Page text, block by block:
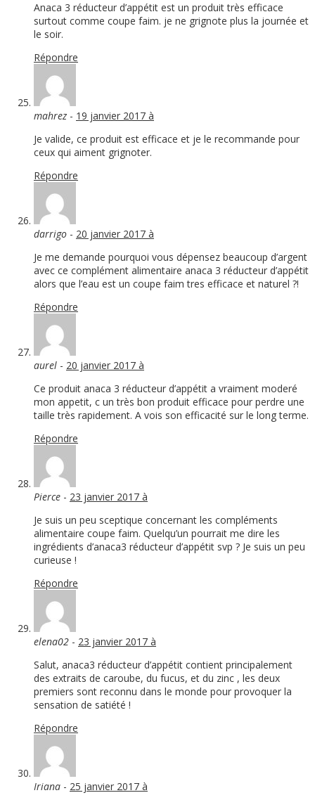
Anaca 3 réducteur d’appétit est un produit très efficace
surtout comme coupe faim. je ne grignote plus la journée et
le soir.
Répondre
mahrez - 19 janvier 2017 à
Je valide, ce produit est efficace et je le recommande pour
ceux qui aiment grignoter.
Répondre
darrigo - 20 janvier 2017 à
Je me demande pourquoi vous dépensez beaucoup d’argent
avec ce complément alimentaire anaca 3 réducteur d’appétit
alors que l’eau est un coupe faim tres efficace et naturel ?!
Répondre
aurel - 20 janvier 2017 à
Ce produit anaca 3 réducteur d’appétit a vraiment moderé
mon appetit, c un très bon produit efficace pour perdre une
taille très rapidement. A vois son efficacité sur le long terme.
Répondre
Pierce - 23 janvier 2017 à
Je suis un peu sceptique concernant les compléments
alimentaire coupe faim. Quelqu’un pourrait me dire les
ingrédients d’anaca3 réducteur d’appétit svp ? Je suis un peu
curieuse !
Répondre
elena02 - 23 janvier 2017 à
Salut, anaca3 réducteur d’appétit contient principalement
des extraits de caroube, du fucus, et du zinc , les deux
premiers sont reconnu dans le monde pour provoquer la
sensation de satiété !
Répondre
Iriana - 25 janvier 2017 à